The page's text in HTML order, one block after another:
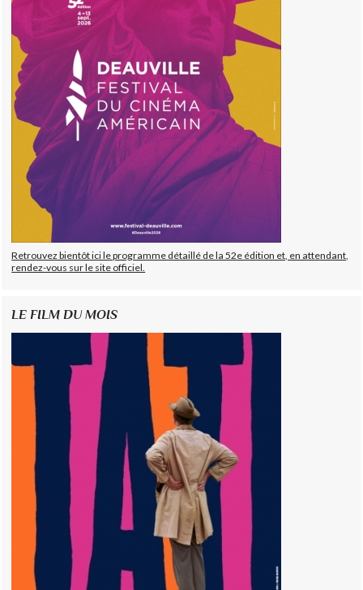
Retrouvez bientôt ici le programme détaillé de la 52e édition et, en attendant,
rendez-vous sur le site officiel.
LE FILM DU MOIS